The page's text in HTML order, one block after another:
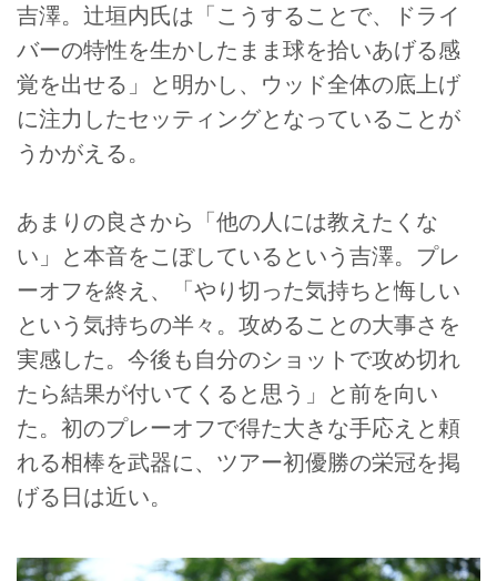
吉澤。辻垣内氏は「こうすることで、ドライ
バーの特性を生かしたまま球を拾いあげる感
覚を出せる」と明かし、ウッド全体の底上げ
に注力したセッティングとなっていることが
うかがえる。
あまりの良さから「他の人には教えたくな
い」と本音をこぼしているという吉澤。プレ
ーオフを終え、「やり切った気持ちと悔しい
という気持ちの半々。攻めることの大事さを
実感した。今後も自分のショットで攻め切れ
たら結果が付いてくると思う」と前を向い
た。初のプレーオフで得た大きな手応えと頼
れる相棒を武器に、ツアー初優勝の栄冠を掲
げる日は近い。